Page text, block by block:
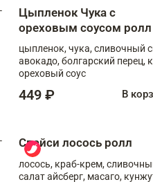
Цыпленок Чука с
ореховым соусом ролл
цыпленок, чука, сливочный
авокадо, болгарский перец,
ореховый соус
449 ₽ В
Спайси лосось ролл
лосось, краб-крем,
салат айсберг, масаго,